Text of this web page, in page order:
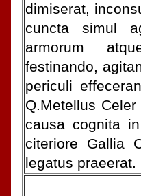
dimiserat,
cuncta simul
armorum
festinando,
periculi
Q.Metellus
causa cognita
citeriore Gallia
legatus praeerat.